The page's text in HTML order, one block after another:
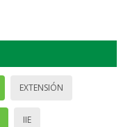
EXTENSIÓN
IIE